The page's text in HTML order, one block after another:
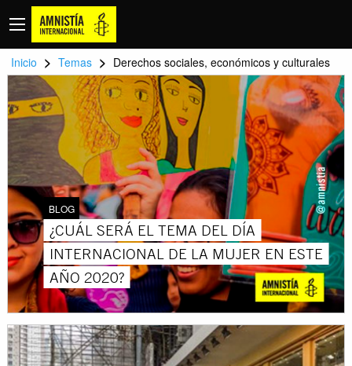
Inicio > Temas > Derechos sociales, económicos y culturales
BLOG
¿CUÁL SERÁ EL TEMA DEL DÍA
INTERNACIONAL DE LA MUJER EN ESTE
AÑO 2020?